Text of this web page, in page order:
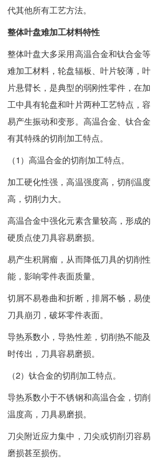
代其他所有工艺方法。
整体叶盘难加工材料特性
整体叶盘大多采用高温合金和钛合金等
难加工材料，轮盘辐板、叶片较薄，叶
片悬臂长，是典型的弱刚性零件，在加
工中具有轮盘和叶片两种工艺特点，容
易产生振动和变形。高温合金、钛合金
有其特殊的切削加工特点。
（1）高温合金的切削加工特点。
加工硬化性强，高温强度高，切削温度
高，切削力大。
高温合金中强化元素含量较高，形成的
硬质点使刀具容易磨损。
易产生积屑瘤，从而降低刀具的切削性
能，影响零件表面质量。
切屑不易卷曲和折断，排屑不畅，易使
刀具崩刃，破坏零件表面。
导热系数小，导热性差，切削热不能及
时传出，刀具容易磨损。
（2）钛合金的切削加工特点。
导热系数小于不锈钢和高温合金，切削
温度高，刀具易磨损。
刀尖附近应力集中，刀尖或切削刃容易
磨损甚至损伤。